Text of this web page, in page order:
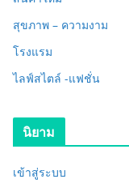
สุขภาพ – ความงาม
โรงแรม
ไลฟ์สไตล์ -แฟชั่น
นิยาม
เข้าสู่ระบบ